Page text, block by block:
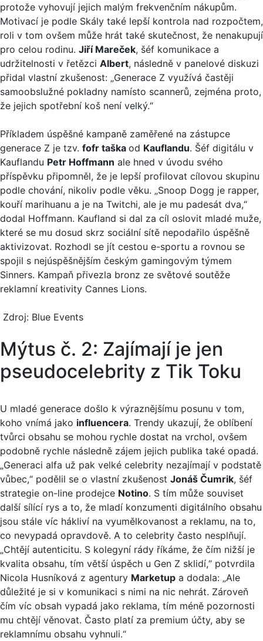
protože vyhovují jejich malým frekvenčním nákupům.
Motivací je podle Skály také lepší kontrola nad rozpočtem,
roli v tom ovšem může hrát také skutečnost, že nenakupují
pro celou rodinu. Jiří Mareček, šéf komunikace a
udržitelnosti v řetězci Albert, následně v panelové diskuzi
přidal vlastní zkušenost: „Generace Z využívá častěji
samoobslužné pokladny namísto scannerů, zejména proto,
že jejich spotřební koš není velký.“
Příkladem úspěšné kampaně zaměřené na zástupce
generace Z je tzv. fofr taška od Kauflandu. Šéf digitálu v
Kauflandu Petr Hoffmann ale hned v úvodu svého
příspěvku připomněl, že je lepší profilovat cílovou skupinu
podle chování, nikoliv podle věku. „Snoop Dogg je rapper,
kouří marihuanu a je na Twitchi, ale je mu padesát dva,“
dodal Hoffmann. Kaufland si dal za cíl oslovit mladé muže,
které se mu dosud skrz sociální sítě nepodařilo úspěšně
aktivizovat. Rozhodl se jít cestou e-sportu a rovnou se
spojil s nejúspěšnějším českým gamingovým týmem
Sinners. Kampaň přivezla bronz ze světové soutěže
reklamní kreativity Cannes Lions.
Zdroj: Blue Events
Mýtus č. 2: Zajímají je jen
pseudocelebrity z Tik Toku
U mladé generace došlo k výraznějšímu posunu v tom,
koho vnímá jako influencera. Trendy ukazují, že oblíbení
tvůrci obsahu se mohou rychle dostat na vrchol, ovšem
podobně rychle následně zájem jejich publika také opadá.
„Generaci alfa už pak velké celebrity nezajímají v podstatě
vůbec,“ podělil se o vlastní zkušenost Jonáš Čumrik, šéf
strategie on-line prodejce Notino. S tím může souviset
další sílící rys a to, že mladí konzumenti digitálního obsahu
jsou stále víc hákliví na vyumělkovanost a reklamu, na to,
co nevypadá opravdově. A to celebrity často nesplňují.
„Chtějí autenticitu. S kolegyní rády říkáme, že čím nižší je
kvalita obsahu, tím větší úspěch u Gen Z sklidí,“ potvrdila
Nicola Husníková z agentury Marketup a dodala: „Ale
důležité je si v komunikaci s nimi na nic nehrát. Zároveň
čím víc obsah vypadá jako reklama, tím méně pozornosti
mu chtějí věnovat. Často platí za premium účty, aby se
reklamnímu obsahu vyhnuli.“